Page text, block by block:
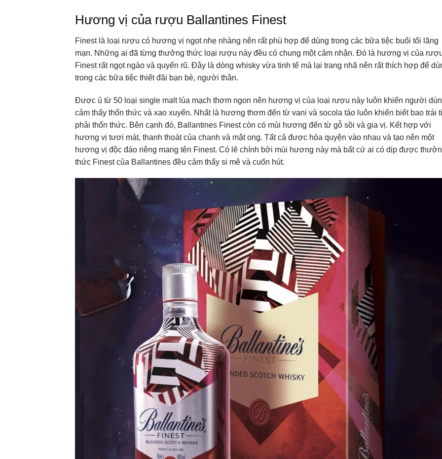
Hương vị của rượu Ballantines Finest
Finest là loại rượu có hương vị ngọt nhẹ nhàng nên rất phù hợp để dùng trong các bữa tiệc buổi tối lãng
mạn. Những ai đã từng thưởng thức loại rượu này đều có chung một cảm nhận. Đó là hương vị của
Finest rất ngọt ngào và quyến rũ. Đây là dòng whisky vừa tinh tế mà lại trang nhã nên rất thích hợp để
trong các bữa tiệc thiết đãi bạn bè, người thân.
Được ủ từ 50 loại single malt lúa mạch thơm ngon nên hương vị của loại rượu này luôn khiến người
cảm thấy thổn thức và xao xuyến. Nhất là hương thơm đến từ vani và socola táo luôn khiến biết bao trái
phải thổn thức. Bên cạnh đó, Ballantines Finest còn có mùi hương đến từ gỗ sồi và gia vị. Kết hợp với
hương vị tươi mát, thanh thoát của chanh và mật ong. Tất cả được hòa quyện vào nhau và tạo nên một
hương vị độc đáo riêng mang tên Finest. Có lẽ chính bởi mùi hương này mà bất cứ ai có dịp được
thức Finest của Ballantines đều cảm thấy si mê và cuốn hút.